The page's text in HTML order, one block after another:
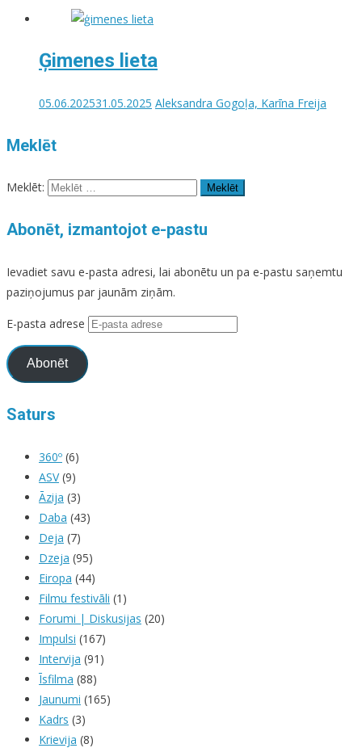
Ģimenes lieta
05.06.202531.05.2025 Aleksandra Gogoļa, Karīna Freija
Meklēt
Meklēt:
Abonēt, izmantojot e-pastu
Ievadiet savu e-pasta adresi, lai abonētu un pa e-pastu saņemtu
paziņojumus par jaunām ziņām.
E-pasta adrese
Abonēt
Saturs
360º (6)
ASV(9)
Āzija (3)
Daba (43)
Deja (7)
Dzeja (95)
Eiropa (44)
Filmu festivāli (1)
Forumi | Diskusijas (20)
Impulsi (167)
Intervija (91)
Īsfilma (88)
Jaunumi (165)
Kadrs (3)
Krievija (8)